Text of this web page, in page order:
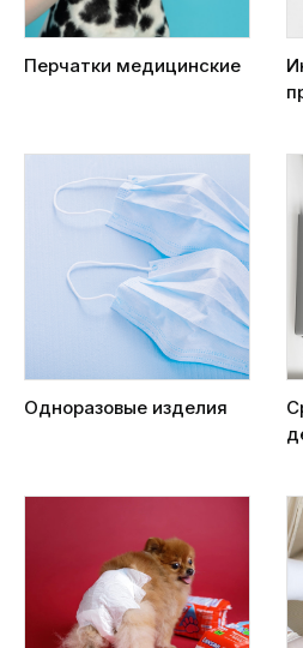
Перчатки медицинские
Одноразовые изделия